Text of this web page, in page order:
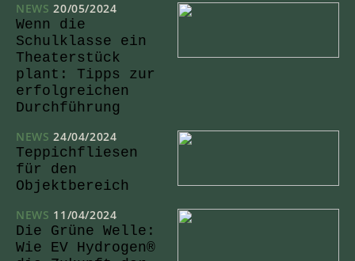
NEWS 20/05/2024
Wenn die
Schulklasse ein
Theaterstück
plant: Tipps zur
erfolgreichen
Durchführung
NEWS 24/04/2024
Teppichfliesen
für den
Objektbereich
NEWS 11/04/2024
Die Grüne Welle:
Wie EV Hydrogen®